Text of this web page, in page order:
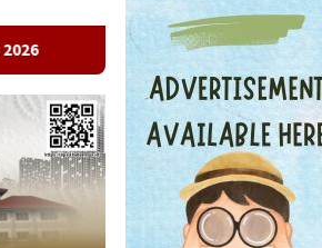
Batam Jaga Ketersediaan Beras